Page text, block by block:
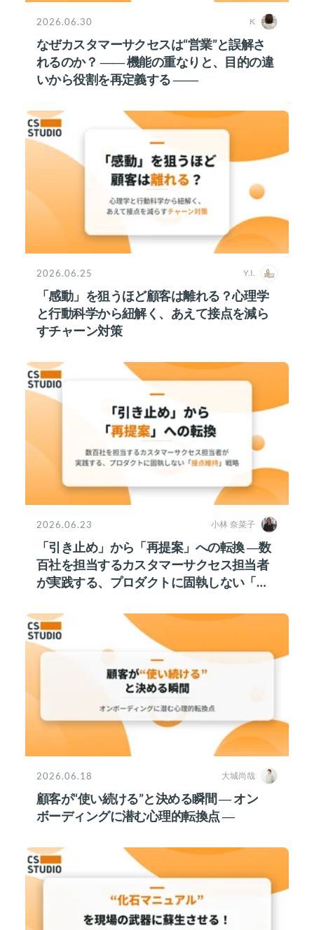
2026.06.30 K
なぜカスタマーサクセスは“営業”と誤解さ
れるのか？ ―― 機能の重なりと、目的の違
いから役割を再定義する ――
2026.06.25 Y.I.
「感動」を狙うほど顧客は離れる？心理学
と行動科学から紐解く、あえて接点を減ら
すチャーン対策
2026.06.23 小林 奈菜子
「引き止め」から「再提案」への転換 ―数
百社を担当するカスタマーサクセス担当者
が実践する、プロダクトに固執しない「接
2026.06.18 大城尚哉
顧客が“使い続ける”と決める瞬間 ― オン
ボーディングに潜む心理的転換点 ―